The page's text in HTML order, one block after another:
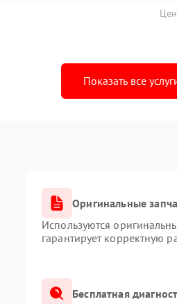
Показать все
Оригинальные
Используются
гарантирует корректную
Бесплатная